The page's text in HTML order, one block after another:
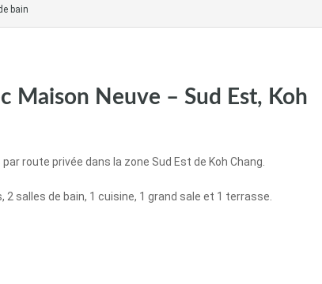
bain
Maison Neuve – Sud Est, Koh
route privée dans la zone Sud Est de Koh Chang.
salles de bain, 1 cuisine, 1 grand sale et 1 terrasse.